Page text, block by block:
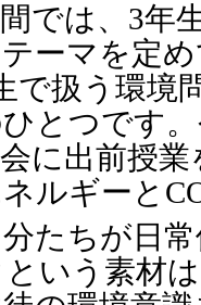
では、3年
ーマを定
で扱う環境
とつです
に出前授
ルギーと
たちが日
いう素材